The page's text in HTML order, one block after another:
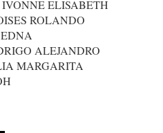
ELISABETH
ROLANDO
ALEJANDRO
MARGARITA